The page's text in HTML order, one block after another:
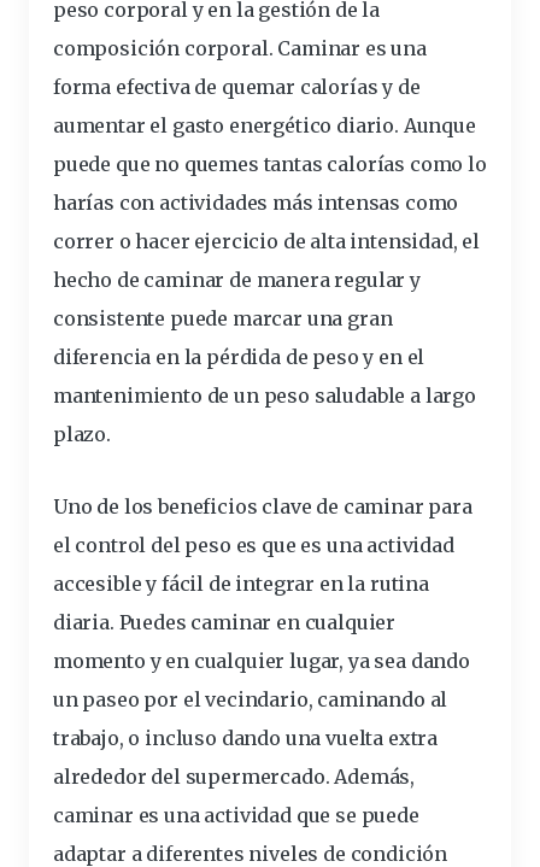
peso corporal y en la gestión de la
composición corporal. Caminar es una
forma efectiva de quemar calorías y de
aumentar el gasto energético diario. Aunque
puede que no quemes tantas calorías como lo
harías con actividades más intensas como
correr o hacer ejercicio de alta intensidad, el
hecho de caminar de manera regular y
consistente puede marcar una gran
diferencia en la pérdida de peso y en el
mantenimiento de un peso saludable a largo
plazo.
Uno de los beneficios clave de caminar para
el control del peso es que es una actividad
accesible y fácil de integrar en la rutina
diaria. Puedes caminar en cualquier
momento y en cualquier lugar, ya sea dando
un paseo por el vecindario, caminando al
trabajo, o incluso dando una vuelta extra
alrededor del supermercado. Además,
caminar es una actividad que se puede
adaptar a diferentes niveles de condición